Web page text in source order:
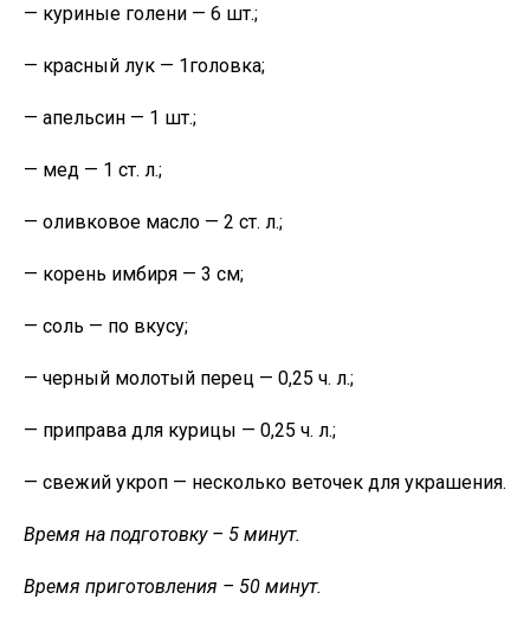
— куриные голени — 6 шт.;
— красный лук — 1головка;
— апельсин — 1 шт.;
— мед — 1 ст. л.;
— оливковое масло — 2 ст. л.;
— корень имбиря — 3 см;
— соль — по вкусу;
— черный молотый перец — 0,25 ч. л.;
— приправа для курицы — 0,25 ч. л.;
— свежий укроп — несколько веточек для украшения.
Время на подготовку – 5 минут.
Время приготовления – 50 минут.